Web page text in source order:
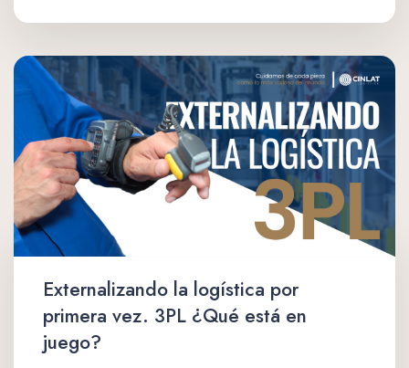
Externalizando la logística por
primera vez. 3PL ¿Qué está en
juego?